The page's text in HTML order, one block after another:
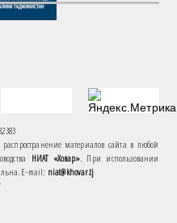
материалов сайта в любой
НИАТ «Ховар». При использовании
E-mail: niat@khovar.tj